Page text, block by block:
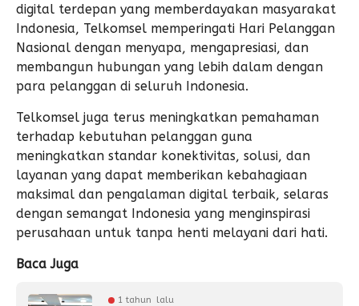
digital terdepan yang memberdayakan masyarakat
Indonesia, Telkomsel memperingati Hari Pelanggan
Nasional dengan menyapa, mengapresiasi, dan
membangun hubungan yang lebih dalam dengan
para pelanggan di seluruh Indonesia.
Telkomsel juga terus meningkatkan pemahaman
terhadap kebutuhan pelanggan guna
meningkatkan standar konektivitas, solusi, dan
layanan yang dapat memberikan kebahagiaan
maksimal dan pengalaman digital terbaik, selaras
dengan semangat Indonesia yang menginspirasi
perusahaan untuk tanpa henti melayani dari hati.
Baca Juga
1 tahun lalu